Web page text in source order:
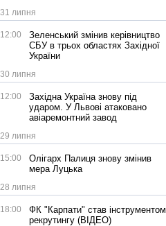
31 липня
12:00
Зеленський змінив керівництво
СБУ в трьох областях Західної
України
30 липня
12:00
Західна Україна знову під
ударом. У Львові атаковано
авіаремонтний завод
29 липня
15:00
Олігарх Палиця знову змінив
мера Луцька
28 липня
18:00
ФК "Карпати" став інструментом
рекрутингу (ВІДЕО)